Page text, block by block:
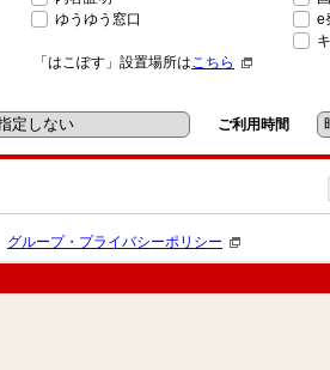
ゆうゆう窓口
「はこぽす」設置場所はこちら
e
ご利用時間
グループ・プライバシーポリシー